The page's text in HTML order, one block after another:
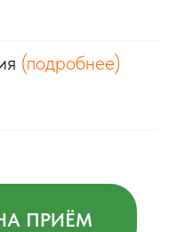
(подробнее)
ПРИЁМ